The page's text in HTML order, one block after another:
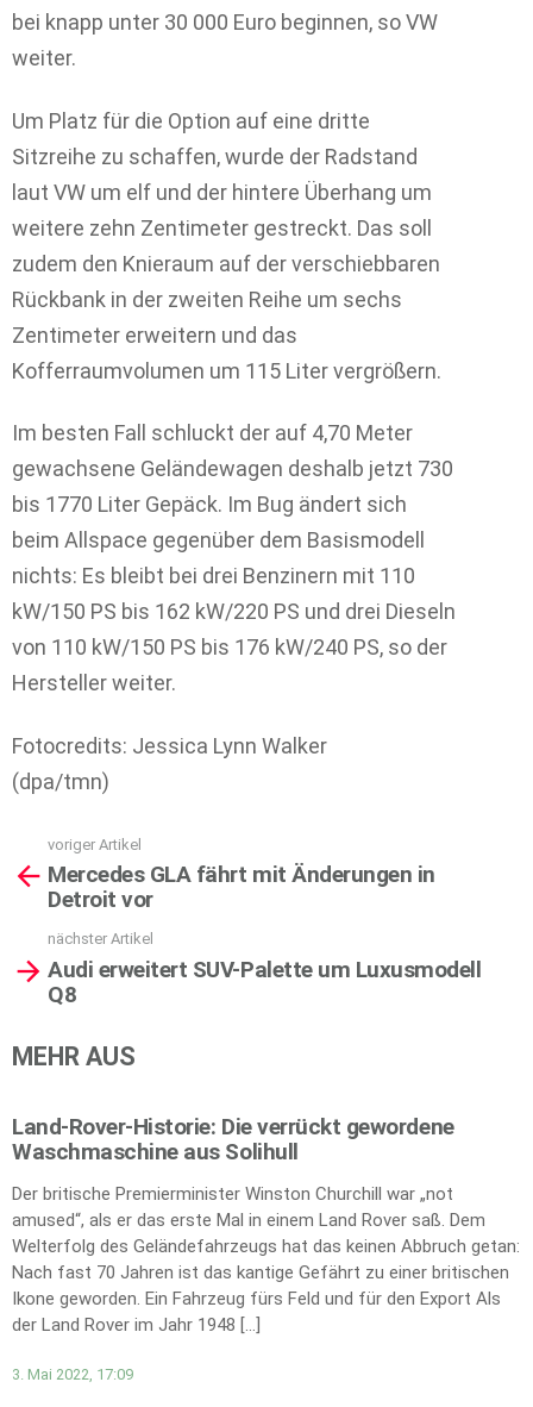
bei knapp unter 30 000 Euro beginnen, so VW
weiter.
Um Platz für die Option auf eine dritte
Sitzreihe zu schaffen, wurde der Radstand
laut VW um elf und der hintere Überhang um
weitere zehn Zentimeter gestreckt. Das soll
zudem den Knieraum auf der verschiebbaren
Rückbank in der zweiten Reihe um sechs
Zentimeter erweitern und das
Kofferraumvolumen um 115 Liter vergrößern.
Im besten Fall schluckt der auf 4,70 Meter
gewachsene Geländewagen deshalb jetzt 730
bis 1770 Liter Gepäck. Im Bug ändert sich
beim Allspace gegenüber dem Basismodell
nichts: Es bleibt bei drei Benzinern mit 110
kW/150 PS bis 162 kW/220 PS und drei Dieseln
von 110 kW/150 PS bis 176 kW/240 PS, so der
Hersteller weiter.
Fotocredits: Jessica Lynn Walker
(dpa/tmn)
more
voriger Artikel
Mercedes GLA fährt mit Änderungen in
Detroit vor
nächster Artikel
Audi erweitert SUV-Palette um Luxusmodell
Q8
MEHR AUS
Land-Rover-Historie: Die verrückt gewordene
Waschmaschine aus Solihull
Der britische Premierminister Winston Churchill war „not
amused“, als er das erste Mal in einem Land Rover saß. Dem
Welterfolg des Geländefahrzeugs hat das keinen Abbruch getan:
Nach fast 70 Jahren ist das kantige Gefährt zu einer britischen
Ikone geworden. Ein Fahrzeug fürs Feld und für den Export Als
der Land Rover im Jahr 1948 […]
3. Mai 2022, 17:09